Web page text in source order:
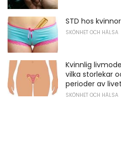
STD hos kvinnor
SKÖNHET OCH HÄLSA
Kvinnlig
vilka storlekar
perioder av
SKÖNHET OCH HÄLSA